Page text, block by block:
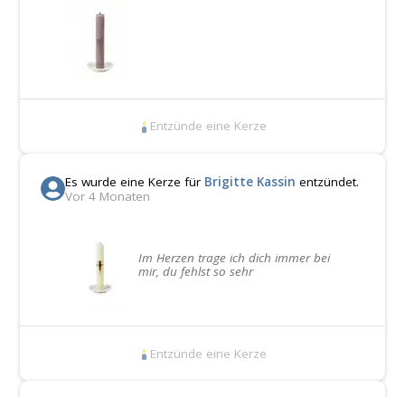
Entzünde eine Kerze
Es wurde eine Kerze für Brigitte Kassin entzündet.
Vor 4 Monaten
Im Herzen trage ich dich immer bei
mir, du fehlst so sehr
Entzünde eine Kerze